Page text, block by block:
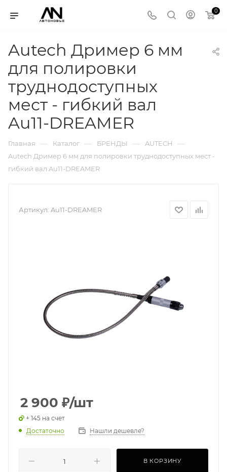
0
Autech Дример 6 мм
для полировки
труднодоступных
мест - гибкий вал
Au11-DREAMER
Главная — Каталог — БРЕНДЫ — AUTECH —
Autech Дример 6 мм для полировки труднодоступных мест -
гибкий вал Au11-DREAMER
Артикул: Au11-DREAMER
2 900 ₽/шт
+ 145 на счет
Достаточно
Нашли дешевле?
В КОРЗИНУ